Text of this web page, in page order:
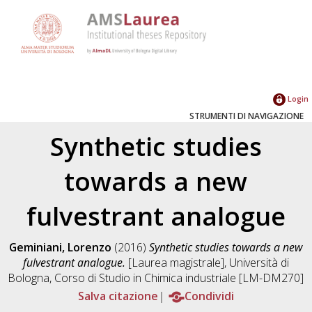
Login
STRUMENTI DI NAVIGAZIONE
Synthetic studies
towards a new
fulvestrant analogue
Geminiani, Lorenzo (2016)Synthetic studies towards a new
fulvestrant analogue. [Laurea magistrale], Università di
Bologna, Corso di Studio in Chimica industriale [LM-DM270]
Salva citazione
Condividi